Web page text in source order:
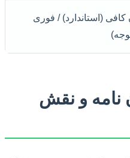
کافی (استاندارد) / فوری
نامه و نقش